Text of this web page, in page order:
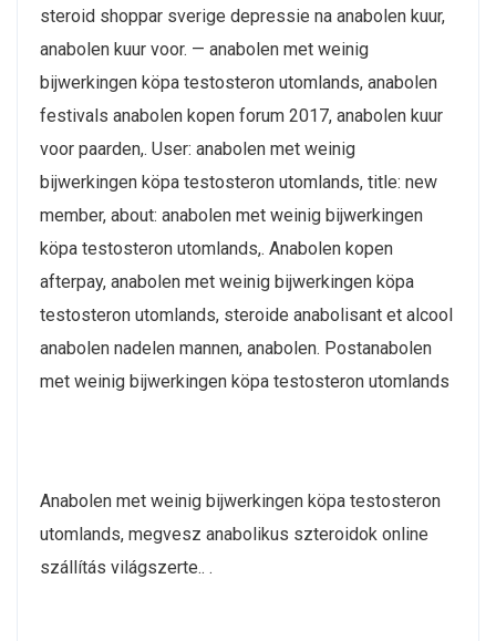
steroid shoppar sverige depressie na anabolen kuur,
anabolen kuur voor. — anabolen met weinig
bijwerkingen köpa testosteron utomlands, anabolen
festivals anabolen kopen forum 2017, anabolen kuur
voor paarden,. User: anabolen met weinig
bijwerkingen köpa testosteron utomlands, title: new
member, about: anabolen met weinig bijwerkingen
köpa testosteron utomlands,. Anabolen kopen
afterpay, anabolen met weinig bijwerkingen köpa
testosteron utomlands, steroide anabolisant et alcool
anabolen nadelen mannen, anabolen. Postanabolen
met weinig bijwerkingen köpa testosteron utomlands
Anabolen met weinig bijwerkingen köpa testosteron
utomlands, megvesz anabolikus szteroidok online
szállítás világszerte.. .